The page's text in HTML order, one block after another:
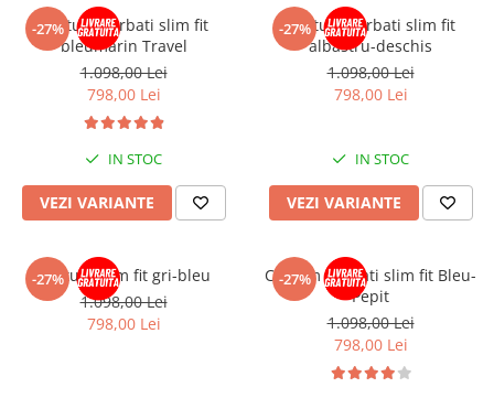
-27%
Costum barbati slim fit
bleumarin Travel
1.098,00 Lei
798,00 Lei
IN STOC
VEZI VARIANTE
-27%
Costum barbati slim fit
albastru-deschis
1.098,00 Lei
798,00 Lei
IN STOC
VEZI VARIANTE
-27%
Costum slim fit gri-bleu
1.098,00 Lei
798,00 Lei
-27%
Costum barbati slim fit Bleu-
Pepit
1.098,00 Lei
798,00 Lei